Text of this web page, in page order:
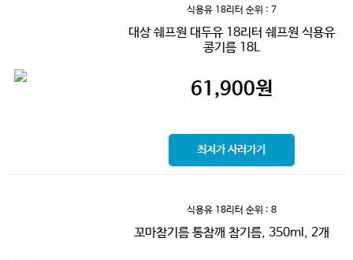
식용유 18리터 순위 : 7
대상 쉐프원 대두유 18리터 쉐프원 식용유
콩기름 18L
61,900원
최저가 사러가기
식용유 18리터 순위 : 8
꼬마참기름 통참깨 참기름, 350ml, 2개